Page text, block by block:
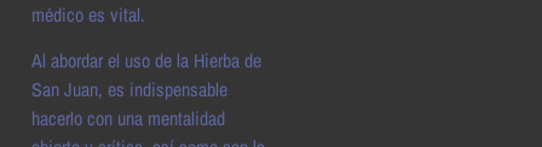
médico es vital.
Al abordar el uso de la Hierba de
San Juan, es indispensable
hacerlo con una mentalidad